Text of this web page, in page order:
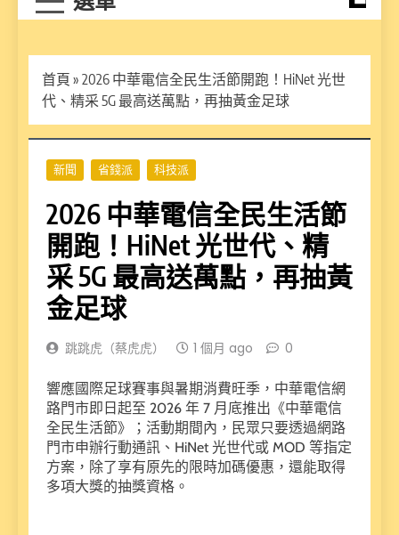
首頁 » 2026 中華電信全民生活節開跑！HiNet 光世
代、精采 5G 最高送萬點，再抽黃金足球
新聞 省錢派 科技派
2026 中華電信全民生活節
開跑！HiNet 光世代、精
采 5G 最高送萬點，再抽黃
金足球
跳跳虎（蔡虎虎） 1 個月 ago 0
響應國際足球賽事與暑期消費旺季，中華電信網
路門市即日起至 2026 年 7 月底推出《中華電信
全民生活節》；活動期間內，民眾只要透過網路
門市申辦行動通訊、HiNet 光世代或 MOD 等指定
方案，除了享有原先的限時加碼優惠，還能取得
多項大獎的抽獎資格。